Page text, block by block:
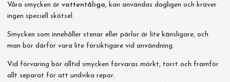
Våra smycken är vattentåliga, kan användas dagligen och kräver
ingen speciell skötsel.
Smycken som innehåller stenar eller pärlor är lite känsligare, och
man bör därför vara lite försiktigare vid användning.
Vid förvaring bör alltid smycken förvaras mörkt, torrt och framför
allt separat för att undvika repor.